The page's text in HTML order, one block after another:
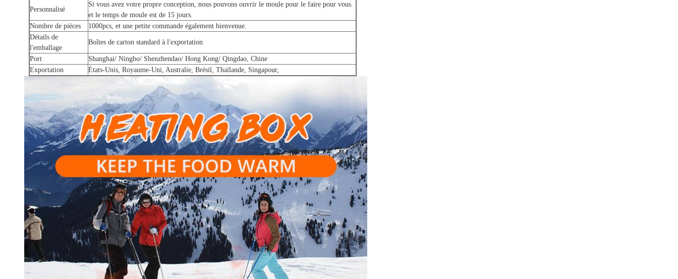
Personnalisé
Si vous avez votre propre conception, nous pouvons ouvrir le moule pour le faire pour vous.
et le temps de moule est de 15 jours.
Nombre de pièces
1000pcs, et une petite commande également bienvenue.
Détails de
l'emballage
Boîtes de carton standard à l'exportation
Port
Shanghai/ Ningbo/ Shenzhendao/ Hong Kong/ Qingdao, Chine
Exportation
États-Unis, Royaume-Uni, Australie, Brésil, Thaïlande, Singapour,